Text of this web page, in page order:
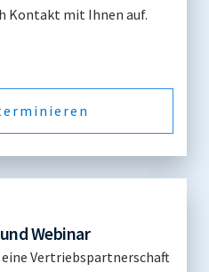
Kontakt mit Ihnen auf.
Webinar
Vertriebspartnerschaft